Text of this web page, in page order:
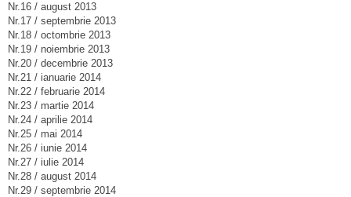
Nr.16 / august 2013
Nr.17 / septembrie 2013
Nr.18 / octombrie 2013
Nr.19 / noiembrie 2013
Nr.20 / decembrie 2013
Nr.21 / ianuarie 2014
Nr.22 / februarie 2014
Nr.23 / martie 2014
Nr.24 / aprilie 2014
Nr.25 / mai 2014
Nr.26 / iunie 2014
Nr.27 / iulie 2014
Nr.28 / august 2014
Nr.29 / septembrie 2014